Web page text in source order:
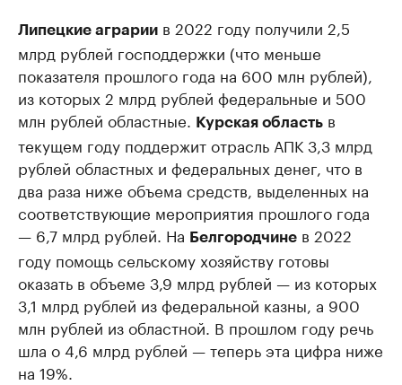
Липецкие аграрии в 2022 году получили 2,5
млрд рублей господдержки (что меньше
показателя прошлого года на 600 млн рублей),
из которых 2 млрд рублей федеральные и 500
млн рублей областные. Курская область в
текущем году поддержит отрасль АПК 3,3 млрд
рублей областных и федеральных денег, что в
два раза ниже объема средств, выделенных на
соответствующие мероприятия прошлого года
— 6,7 млрд рублей. На Белгородчине в 2022
году помощь сельскому хозяйству готовы
оказать в объеме 3,9 млрд рублей — из которых
3,1 млрд рублей из федеральной казны, а 900
млн рублей из областной. В прошлом году речь
шла о 4,6 млрд рублей — теперь эта цифра ниже
на 19%.